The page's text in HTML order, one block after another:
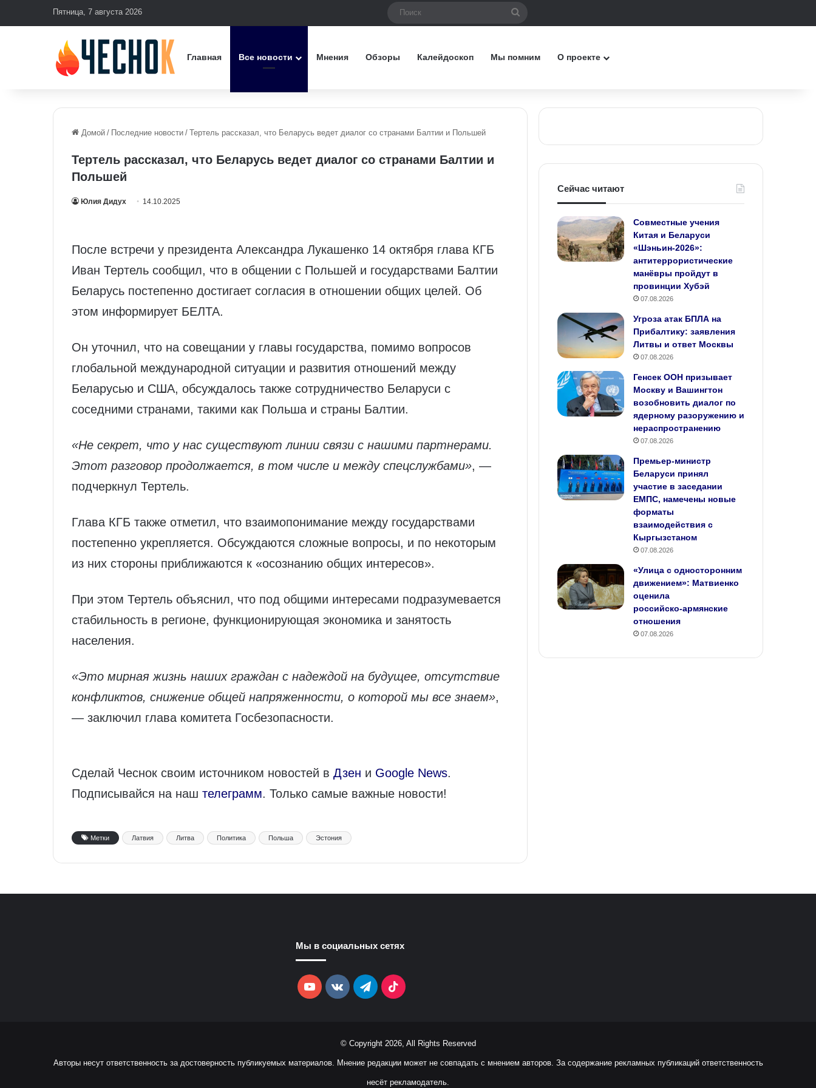
Пятница, 7 августа 2026
Главная Все новости Мнения Обзоры Калейдоскоп Мы помним О проекте
Домой / Последние новости / Тертель рассказал, что Беларусь ведет диалог со странами Балтии и Польшей
Тертель рассказал, что Беларусь ведет диалог со странами Балтии и
Польшей
Юлия Дидух 14.10.2025
После встречи у президента Александра Лукашенко 14 октября глава КГБ
Иван Тертель сообщил, что в общении с Польшей и государствами Балтии
Беларусь постепенно достигает согласия в отношении общих целей. Об
этом информирует БЕЛТА.
Он уточнил, что на совещании у главы государства, помимо вопросов
глобальной международной ситуации и развития отношений между
Беларусью и США, обсуждалось также сотрудничество Беларуси с
соседними странами, такими как Польша и страны Балтии.
«Не секрет, что у нас существуют линии связи с нашими партнерами.
Этот разговор продолжается, в том числе и между спецслужбами», —
подчеркнул Тертель.
Глава КГБ также отметил, что взаимопонимание между государствами
постепенно укрепляется. Обсуждаются сложные вопросы, и по некоторым
из них стороны приближаются к «осознанию общих интересов».
При этом Тертель объяснил, что под общими интересами подразумевается
стабильность в регионе, функционирующая экономика и занятость
населения.
«Это мирная жизнь наших граждан с надеждой на будущее, отсутствие
конфликтов, снижение общей напряженности, о которой мы все знаем»,
— заключил глава комитета Госбезопасности.
Сделай Чеснок своим источником новостей в Дзен и Google News.
Подписывайся на наш телеграмм. Только самые важные новости!
Метки Латвия Литва Политика Польша Эстония
Сейчас читают
Совместные учения
Китая и Беларуси
«Шэньин‑2026»:
антитеррористические
манёвры пройдут в
провинции Хубэй
07.08.2026
Угроза атак БПЛА на
Прибалтику: заявления
Литвы и ответ Москвы
07.08.2026
Генсек ООН призывает
Москву и Вашингтон
возобновить диалог по
ядерному разоружению и
нераспространению
07.08.2026
Премьер‑министр
Беларуси принял
участие в заседании
ЕМПС, намечены новые
форматы
взаимодействия с
Кыргызстаном
07.08.2026
«Улица с односторонним
движением»: Матвиенко
оценила
российско‑армянские
отношения
07.08.2026
Мы в социальных сетях
YouTubevk.comTelegramTikTok
© Copyright 2026, All Rights Reserved
Авторы несут ответственность за достоверность публикуемых материалов. Мнение редакции может не совпадать с мнением авторов. За содержание рекламных публикаций ответственность
несёт рекламодатель.